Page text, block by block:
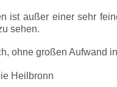
ist außer einer sehr
sehen.
ohne großen Aufwand